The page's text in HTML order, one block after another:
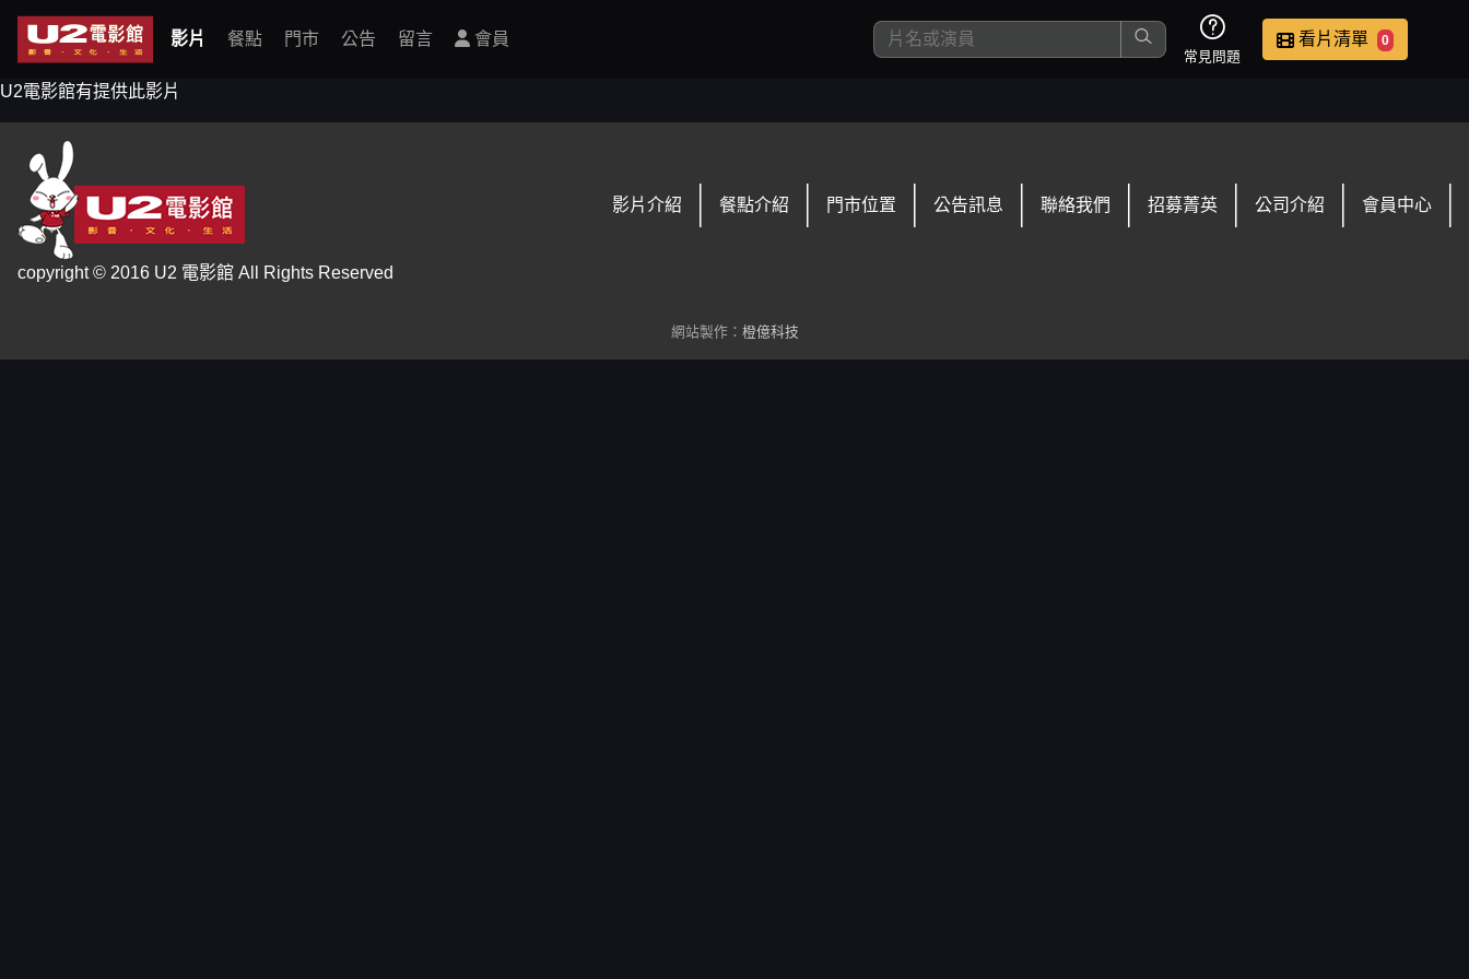
影片 餐點 門市 公告 留言 會員
常見問題
看片清單 0
U2電影館有提供此影片
copyright © 2016 U2 電影館 All Rights Reserved
影片介紹 餐點介紹 門市位置 公告訊息 聯絡我們 招募菁英 公司介紹 會員中心
網站製作： 橙億科技